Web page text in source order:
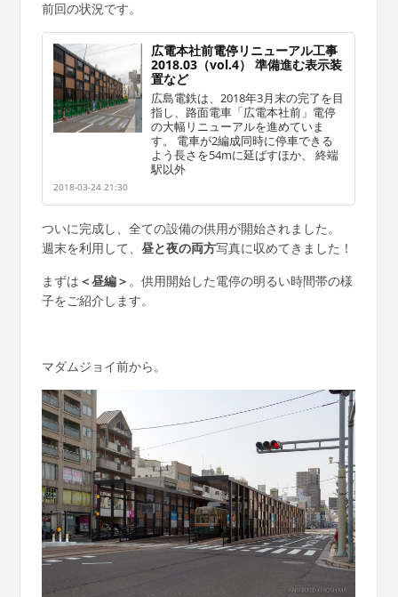
前回の状況です。
広電本社前電停リニューアル工事
2018.03（vol.4） 準備進む表示装
置など
広島電鉄は、2018年3月末の完了を目
指し、路面電車「広電本社前」電停
の大幅リニューアルを進めていま
す。 電車が2編成同時に停車できる
よう長さを54mに延ばすほか、 終端
駅以外
2018-03-24 21:30
ついに完成し、全ての設備の供用が開始されました。
週末を利用して、 昼と夜の両方写真に収めてきました！
まずは ＜昼編＞ 。供用開始した電停の明るい時間帯の様
子をご紹介します。
マダムジョイ前から。